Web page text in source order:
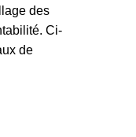
des
Ci-
de